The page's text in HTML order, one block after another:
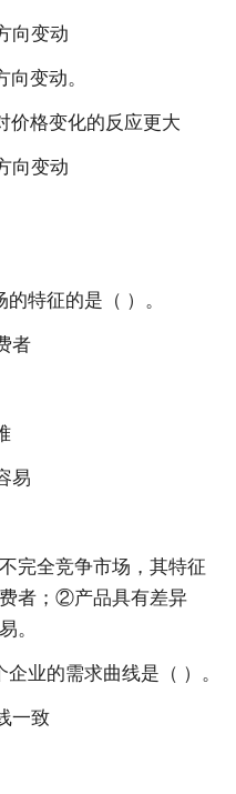
向变动
变动。
价格变化的反应更大
向变动
特征的是（ ）。
者
易
完全竞争市场，其特征
者；②产品具有差异
。
业的需求曲线是（ ）。
一致